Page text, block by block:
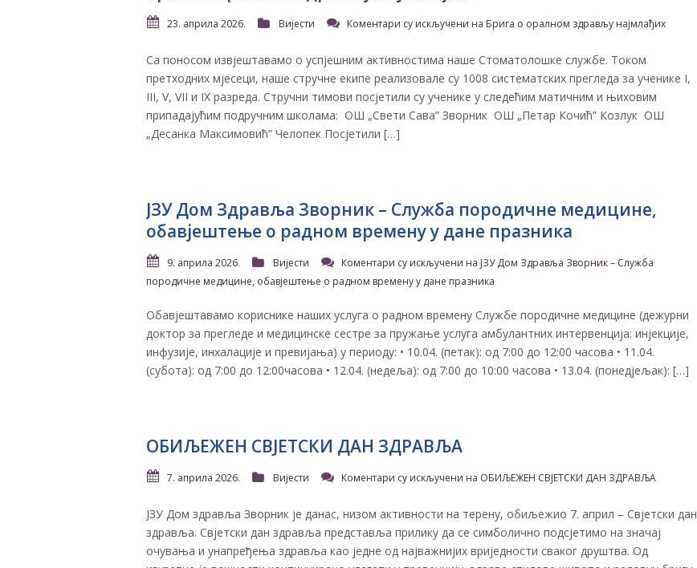
23. априла 2026. Вијести Коментари су искључени на Брига о оралном здрављу најмлађих
Са поносом извjештавамо о успjешним активностима наше Стоматолошке службе. Током
претходних мjесеци, наше стручне екипе реализовале су 1008 систематских прегледа за ученике I,
III, V, VII и IX разреда. Стручни тимови посjетили су ученике у следећим матичним и њиховим
припадајућим подручним школама: ОШ „Свети Сава” Зворник ОШ „Петар Кочић” Козлук ОШ
„Десанка Максимовић” Челопек Посјетили […]
​JЗУ Дом Здравља Зворник – Служба породичне медицине,
обавјештење о радном времену у дане празника
9. априла 2026. Вијести Коментари су искључени на ​JЗУ Дом Здравља Зворник – Служба
породичне медицине, обавјештење о радном времену у дане празника
Обавјештавамо кориснике наших услуга о радном времену Службе породичне медицине (дежурни
доктор за прегледе и медицинске сестре за пружање услуга амбулантних интервенција: инјекције,
инфузије, инхалације и превијања) у периоду: • ​10.04. (петак): од 7:00 до 12:00 часова • ​11.04.
(субота): од 7:00 до 12:00часова • ​12.04. (недеља): од 7:00 до 10:00 часова • ​13.04. (понедјељак): […]
ОБИЉЕЖЕН СВЈЕТСКИ ДАН ЗДРАВЉА
7. априла 2026. Вијести Коментари су искључени на ОБИЉЕЖЕН СВЈЕТСКИ ДАН ЗДРАВЉА
ЈЗУ Дом здравља Зворник је данас, низом активности на терену, обиљежио 7. април – Свјетски дан
здравља. ​Свјетски дан здравља представља прилику да се симболично подсјетимо на значај
очувања и унапређења здравља као једне од најважнијих вриједности сваког друштва. Од